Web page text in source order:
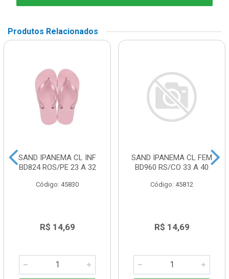
Produtos Relacionados
SAND IPANEMA CL INF
BD824 ROS/PE 23 A 32
Código: 45830
R$ 14,69
SAND IPANEMA CL FEM
BD960 RS/CO 33 A 40
Código: 45812
R$ 14,69